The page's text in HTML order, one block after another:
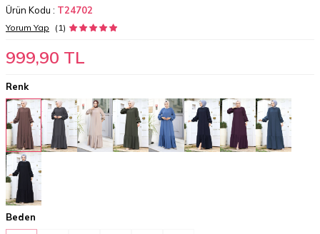
Ürün Kodu : T24702
Yorum Yap (1)
999,90 TL
Renk
Beden